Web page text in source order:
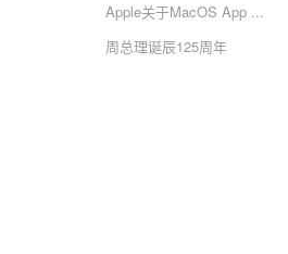
Apple关于MacOS App ...
周总理诞辰125周年